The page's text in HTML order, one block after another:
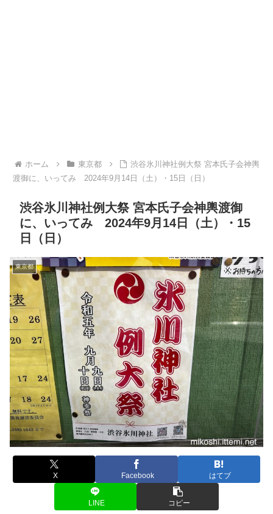
ホーム 東京都
渋谷氷川神社例大祭 宮本氏子会神輿
渡御に、いってみ 2024年9月14日（土）・15日（日）
渋谷氷川神社例大祭 宮本氏子会神輿渡御
に、いってみ 2024年9月14日（土）・15
日（日）
東京都
X Facebook はてブ
LINE コピー